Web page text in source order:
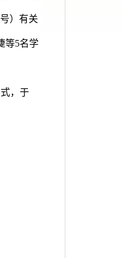
）有关
等5名学
，于